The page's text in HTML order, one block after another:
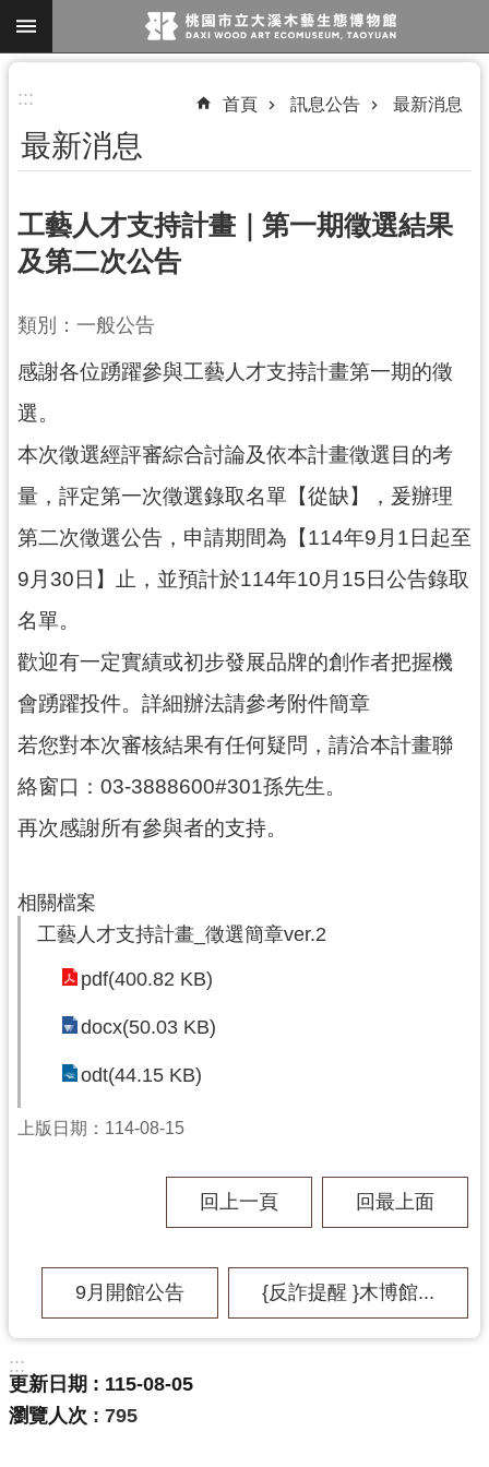
跳到主要內容區塊
搜
尋
資
訊
展
民
服
動
研
究
學
資
源
識
木
志
工
文
創
商
品
::: 首頁 訊息公告 最新消息
最新消息
工藝人才支持計畫｜第一期徵選結果
及第二次公告
類別：一般公告
感謝各位踴躍參與工藝人才支持計畫第一期的徵
選。
本次徵選經評審綜合討論及依本計畫徵選目的考
量，評定第一次徵選錄取名單【從缺】，爰辦理
第二次徵選公告，申請期間為【114年9月1日起至
9月30日】止，並預計於114年10月15日公告錄取
名單。
歡迎有一定實績或初步發展品牌的創作者把握機
會踴躍投件。詳細辦法請參考附件簡章
若您對本次審核結果有任何疑問，請洽本計畫聯
絡窗口：03-3888600#301孫先生。
再次感謝所有參與者的支持。
相關檔案
工藝人才支持計畫_徵選簡章ver.2
pdf(400.82 KB)
docx(50.03 KB)
odt(44.15 KB)
上版日期：114-08-15
回上一頁 回最上面
9月開館公告 {反詐提醒 }木博館...
:::
更新日期
115-08-05
瀏覽人次
795